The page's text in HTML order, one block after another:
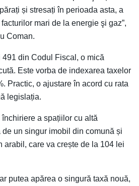
și stresați în perioada asta, a
mari de la energie şi gaz”,
Coman.
491 din Codul Fiscal, o mică
Este vorba de indexarea taxelor
Practic, o ajustare în acord cu rata
legislația.
închiriere a spațiilor cu altă
de un singur imobil din comună și
arabil, care va crește de la 104 lei
putea apărea o singură taxă nouă,